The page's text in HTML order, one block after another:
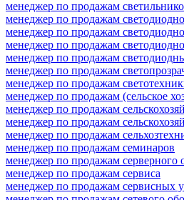
менеджер по продажам
менеджер по продажам
менеджер по продажам
менеджер по продажам
менеджер по продажам
менеджер по продажам
менеджер по продажам
менеджер по продажам (сельское
менеджер по продажам
менеджер по продажам
менеджер по продажам
менеджер по продажам семинаров
менеджер по продажам серверного
менеджер по продажам сервиса
менеджер по продажам сервисных